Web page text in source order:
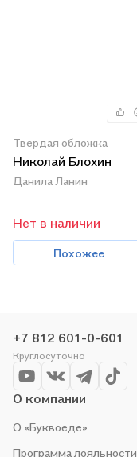
Твердая обложка
Николай Блохин
Данила Ланин
Нет в наличии
Похожее
+7 812 601-0-601
Круглосуточно
О компании
О «Буквоеде»
Программа лояльности